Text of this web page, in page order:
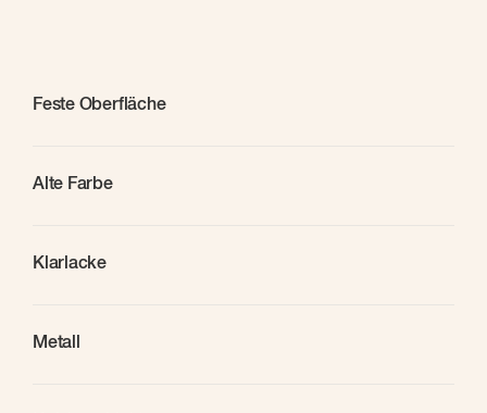
Feste Oberfläche
Alte Farbe
Klarlacke
Metall